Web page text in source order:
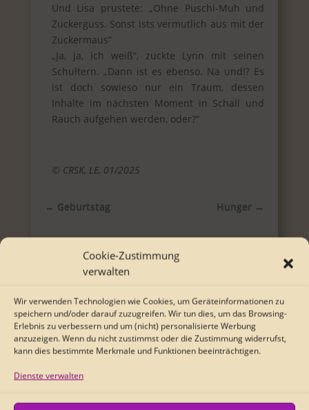
Cookie-Zustimmung
verwalten
Wir verwenden Technologien wie Cookies, um Geräteinformationen zu
speichern und/oder darauf zuzugreifen. Wir tun dies, um das Browsing-
Erlebnis zu verbessern und um (nicht) personalisierte Werbung
anzuzeigen. Wenn du nicht zustimmst oder die Zustimmung widerrufst,
kann dies bestimmte Merkmale und Funktionen beeinträchtigen.
Dienste verwalten
Und Lisa prustete: „Ohne Puschi-Muh und
Zuckerguss. Sonst ists vermutlich aus mit der
Zuckermaus“
„Ja, ja, ich weiß“, zuckte Lynn mit seinen
Schultern. „Dann ist es ebenso. Na und!? Es
ist doch sowieso nur ein Traum, dessen
Inhalte im nächsten Moment in Schall und
Rauch aufgehen werden, oder?“
© CRSK, LE, 01/2025
← Geburtstag Hunger →
Wo befinden Sie sich?
Lonely Texte>Vor dem Aufwachen